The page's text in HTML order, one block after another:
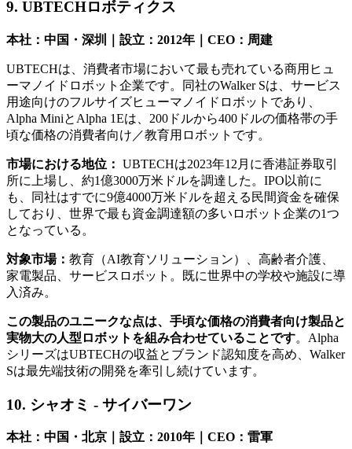
9. UBTECHロボティクス
本社：中国・深圳｜設立：2012年｜CEO：周建
UBTECHは、消費者市場において最も売れている商用ヒュ
ーマノイドロボット企業です。同社のWalker Sは、サービス
用途向けのフルサイズヒューマノイドロボットであり、
Alpha MiniとAlpha 1Eは、200ドルから400ドルの価格帯の手
頃な価格の消費者向け／教育用ロボットです。
市場における地位： UBTECHは2023年12月に香港証券取引
所に上場し、約1億3000万米ドルを調達した。IPO以前に
も、同社はすでに9億4000万米ドルを超える民間資金を確保
しており、世界で最も資金調達額の多いロボット企業の1つ
となっている。
対象市場： 教育（AI教育ソリューション）、高齢者介護、
家電製品、サービスロボット。既に世界中の学校や施設に導
入済み。
この製品のユニークな点は、手頃な価格の消費者向け製品と
実物大の人型ロボットを組み合わせていることです。Alpha
シリーズはUBTECHの収益とブランド認知度を高め、Walker
Sは最先端技術の開発を牽引し続けています。
10. シャオミ - サイバーワン
本社：中国・北京｜設立：2010年｜CEO：雷軍